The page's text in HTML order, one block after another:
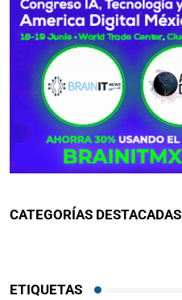
CATEGORÍAS DESTACADAS
ETIQUETAS